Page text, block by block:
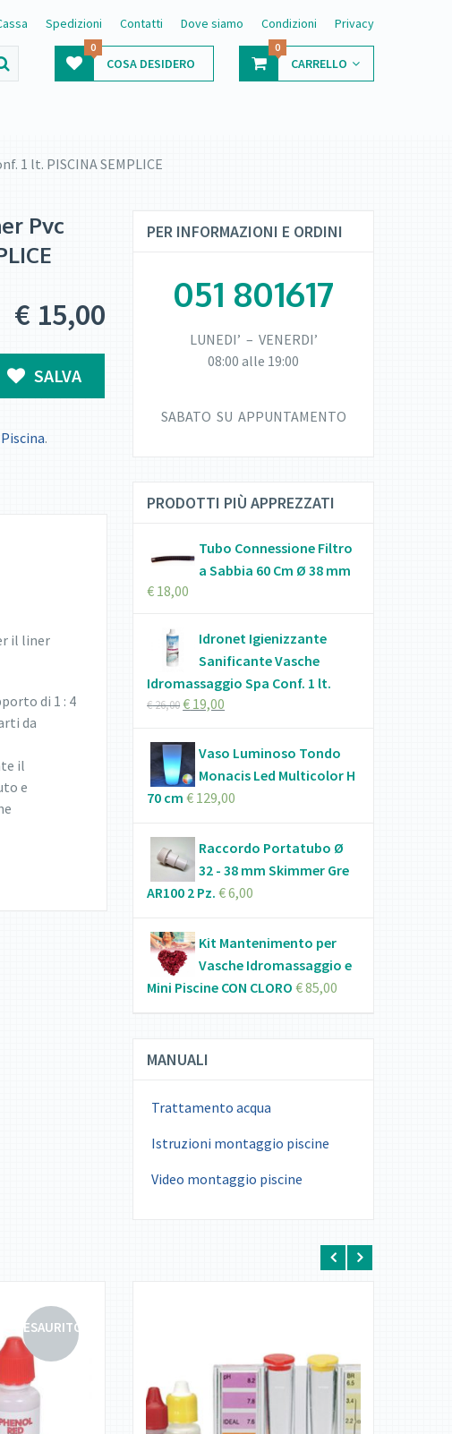
Spedizioni Contatti Dove siamo Condizioni Privacy
COSA DESIDERO
0
CARRELLO
0
1 lt. PISCINA SEMPLICE
Pvc
€15,00
SALVA
.
il liner
di 1 : 4
da
il
e
PER INFORMAZIONI E ORDINI
051 801617
LUNEDI’ – VENERDI’
08:00 alle 19:00
SABATO SU APPUNTAMENTO
PRODOTTI PIÙ APPREZZATI
Tubo Connessione Filtro
a Sabbia 60 Cm Ø 38 mm
€ 18,00
Idronet Igienizzante
Sanificante Vasche
Idromassaggio Spa Conf. 1 lt.
€26,00€ 19,00
Vaso Luminoso Tondo
Monacis Led Multicolor H
70 cm € 129,00
Raccordo Portatubo Ø
32 - 38 mm Skimmer Gre
AR100 2 Pz. €6,00
Kit Mantenimento per
Vasche Idromassaggio e
Mini Piscine CON CLORO €85,00
MANUALI
Trattamento acqua
Istruzioni montaggio piscine
Video montaggio piscine
ESAURITO
DETTAGLI